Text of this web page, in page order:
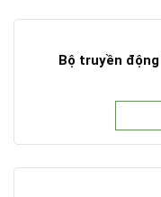
Bộ truyền